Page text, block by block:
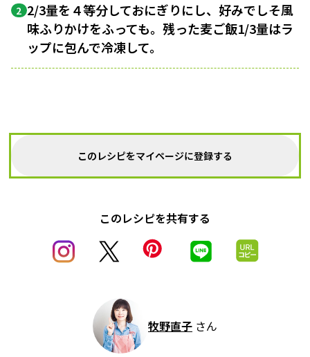
2 2/3量を４等分しておにぎりにし、好みでしそ風
味ふりかけをふっても。残った麦ご飯1/3量はラ
ップに包んで冷凍して。
このレシピをマイページに登録する
このレシピを共有する
牧野直子 さん